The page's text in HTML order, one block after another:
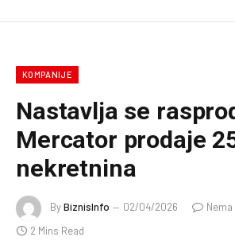
KOMPANIJE
Nastavlja se
Mercator prodaje
nekretnina
ByBiznisInfo 02/04/2026
2 Mins Read